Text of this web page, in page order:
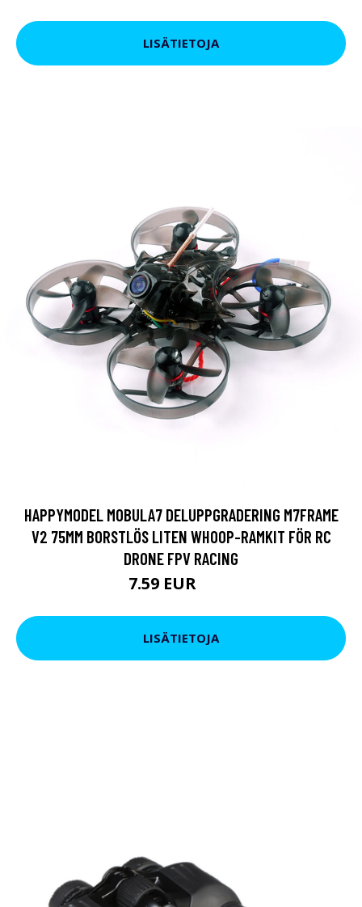
LISÄTIETOJA
HAPPYMODEL MOBULA7 DELUPPGRADERING M7FRAME
V2 75MM BORSTLÖS LITEN WHOOP-RAMKIT FÖR RC
DRONE FPV RACING
7.59 EUR
LISÄTIETOJA